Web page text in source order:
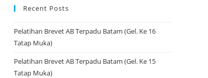
Recent Posts
Pelatihan Brevet AB Terpadu Batam (Gel. Ke 16
Tatap Muka)
Pelatihan Brevet AB Terpadu Batam (Gel. Ke 15
Tatap Muka)